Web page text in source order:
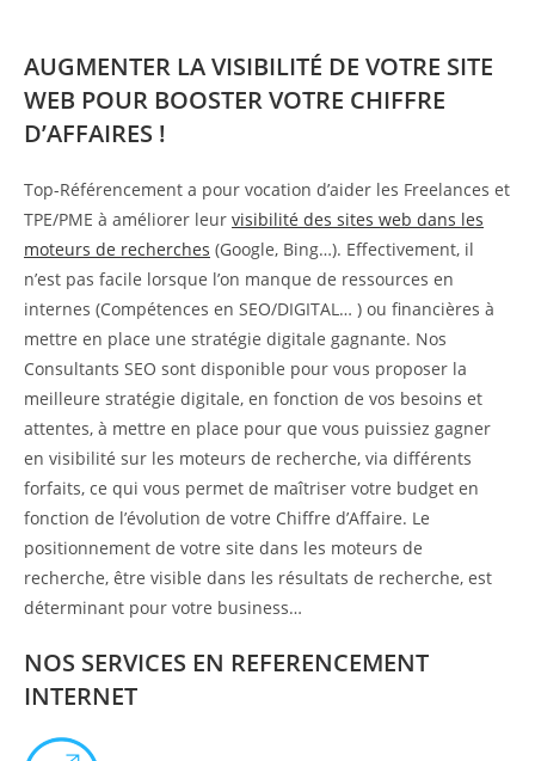
AUGMENTER LA VISIBILITÉ DE VOTRE SITE
WEB POUR BOOSTER VOTRE CHIFFRE
D’AFFAIRES !
Top-Référencement a pour vocation d’aider les Freelances et
TPE/PME à améliorer leur visibilité des sites web dans les
moteurs de recherches (Google, Bing…). Effectivement, il
n’est pas facile lorsque l’on manque de ressources en
internes (Compétences en SEO/DIGITAL… ) ou financières à
mettre en place une stratégie digitale gagnante. Nos
Consultants SEO sont disponible pour vous proposer la
meilleure stratégie digitale, en fonction de vos besoins et
attentes, à mettre en place pour que vous puissiez gagner
en visibilité sur les moteurs de recherche, via différents
forfaits, ce qui vous permet de maîtriser votre budget en
fonction de l’évolution de votre Chiffre d’Affaire. Le
positionnement de votre site dans les moteurs de
recherche, être visible dans les résultats de recherche, est
déterminant pour votre business…
NOS SERVICES EN REFERENCEMENT
INTERNET